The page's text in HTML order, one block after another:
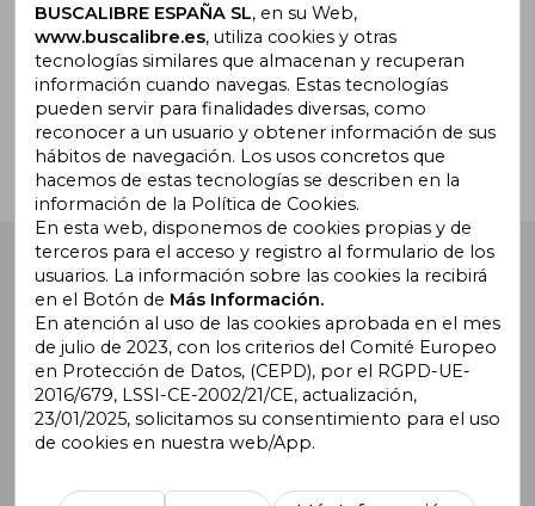
¿Necesitas ayuda?
Ir a Centro de Soporte
Buscalibre España . Calle Energía, 65, Nave 3 (08940),
Cornellà de Llobregat, Barcelona. Derechos Reservados.
Buscalibre Argentina| Buscalibre Chile
Buscalibre Uruguay|Buscalibre México|Buscalibre
BUSCALIBRE ESPAÑA SL, en su Web,
www.buscalibre.es, utiliza cookies y otras
tecnologías similares que almacenan y recuperan
información cuando navegas. Estas tecnologías
pueden servir para finalidades diversas, como
reconocer a un usuario y obtener información de sus
hábitos de navegación. Los usos concretos que
hacemos de estas tecnologías se describen en la
información de la Política de Cookies.
En esta web, disponemos de cookies propias y de
terceros para el acceso y registro al formulario de los
usuarios. La información sobre las cookies la recibirá
en el Botón de Más Información.
En atención al uso de las cookies aprobada en el mes
de julio de 2023, con los criterios del Comité Europeo
en Protección de Datos, (CEPD), por el RGPD-UE-
2016/679, LSSI-CE-2002/21/CE, actualización,
23/01/2025, solicitamos su consentimiento para el uso
de cookies en nuestra web/App.